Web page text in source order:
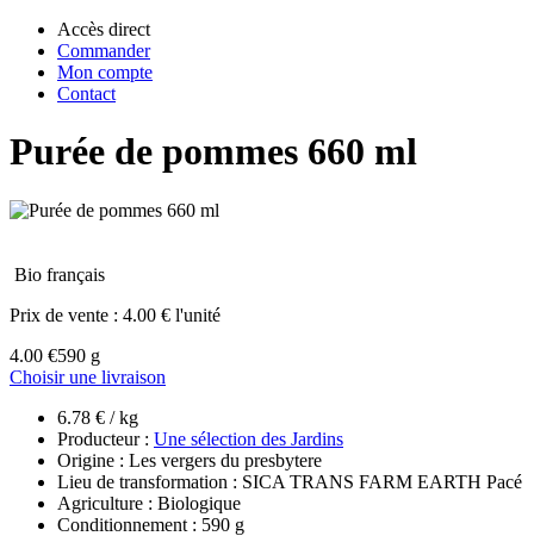
Accès direct
Commander
Mon compte
Contact
Purée de pommes 660 ml
Bio français
Prix de vente : 4.00 € l'unité
4.00 €590 g
Choisir une livraison
6.78 € / kg
Producteur : Une sélection des Jardins
Origine : Les vergers du presbytere
Lieu de transformation : SICA TRANS FARM EARTH Pacé
Agriculture : Biologique
Conditionnement : 590 g